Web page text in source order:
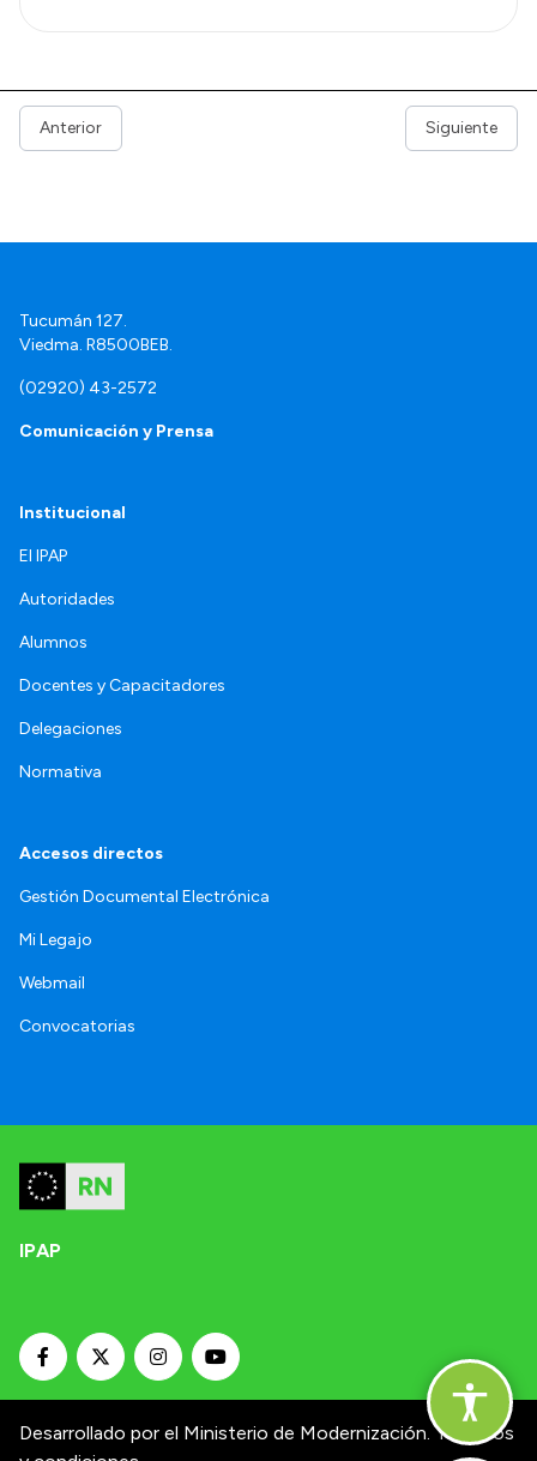
Anterior Siguiente
Tucumán 127.
Viedma. R8500BEB.
(02920) 43-2572
Comunicación y Prensa
Institucional
El IPAP
Autoridades
Alumnos
Docentes y Capacitadores
Delegaciones
Normativa
Accesos directos
Gestión Documental Electrónica
Mi Legajo
Webmail
Convocatorias
IPAP
Desarrollado por el Ministerio de Modernización. Términos